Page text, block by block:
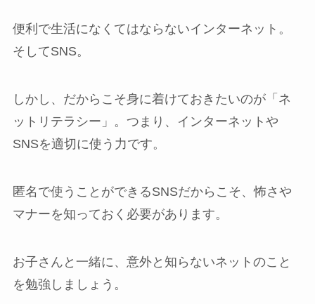
便利で生活になくてはならないインターネット。
そしてSNS。
しかし、だからこそ身に着けておきたいのが「ネ
ットリテラシー」。つまり、インターネットや
SNSを適切に使う力です。
匿名で使うことができるSNSだからこそ、怖さや
マナーを知っておく必要があります。
お子さんと一緒に、意外と知らないネットのこと
を勉強しましょう。